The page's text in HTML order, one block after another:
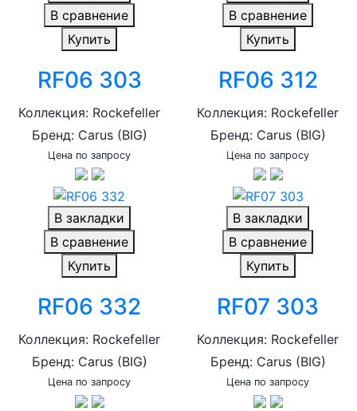
В сравнение
Купить
RF06 303
Коллекция: Rockefeller
Бренд: Carus (BIG)
Цена по запросу
В сравнение
Купить
RF06 312
Коллекция: Rockefeller
Бренд: Carus (BIG)
Цена по запросу
В закладки
В сравнение
Купить
RF06 332
Коллекция: Rockefeller
Бренд: Carus (BIG)
Цена по запросу
В закладки
В сравнение
Купить
RF07 303
Коллекция: Rockefeller
Бренд: Carus (BIG)
Цена по запросу